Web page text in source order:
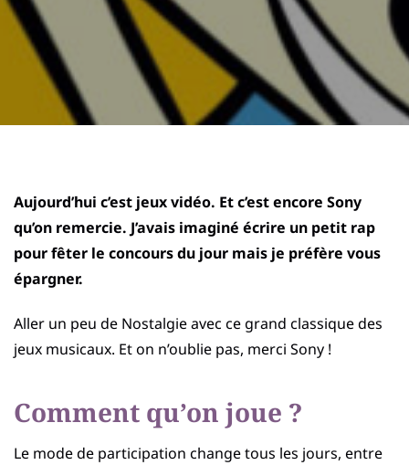
Aujourd’hui c’est jeux vidéo. Et c’est encore Sony
qu’on remercie. J’avais imaginé écrire un petit rap
pour fêter le concours du jour mais je préfère vous
épargner.
Aller un peu de Nostalgie avec ce grand classique des
jeux musicaux. Et on n’oublie pas, merci Sony !
Comment qu’on joue ?
Le mode de participation change tous les jours, entre